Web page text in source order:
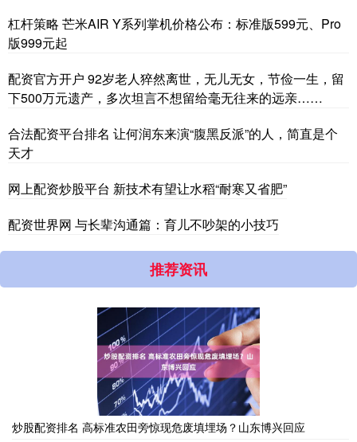
杠杆策略 芒米AIR Y系列掌机价格公布：标准版599元、Pro
版999元起
配资官方开户 92岁老人猝然离世，无儿无女，节俭一生，留
下500万元遗产，多次坦言不想留给毫无往来的远亲……
合法配资平台排名 让何润东来演“腹黑反派”的人，简直是个
天才
网上配资炒股平台 新技术有望让水稻“耐寒又省肥”
配资世界网 与长辈沟通篇：育儿不吵架的小技巧
推荐资讯
炒股配资排名 高标准农田旁惊现危废填埋场？山东博兴回应